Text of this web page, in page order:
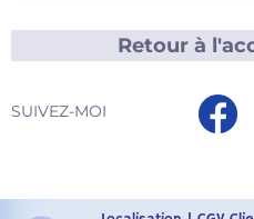
Retour à
SUIVEZ-MOI